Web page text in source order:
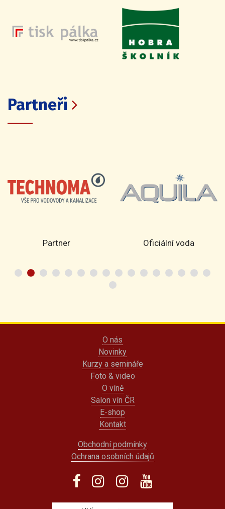
Partneři
Partner Oficiální voda
O nás
Novinky
Kurzy a semináře
Foto & video
O víně
Salon vín ČR
E-shop
Kontakt
Obchodní podmínky
Ochrana osobních údajů